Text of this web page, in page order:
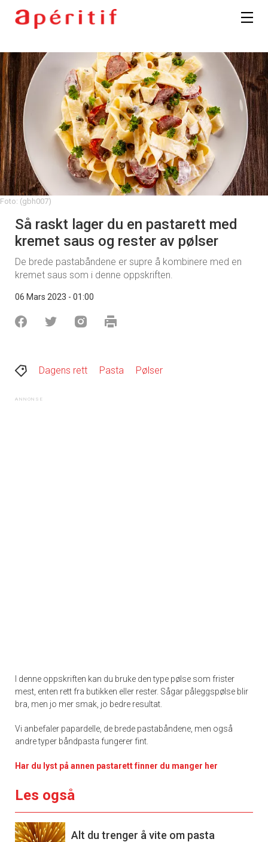
Foto: (gbh007)
Så raskt lager du en pastarett med
kremet saus og rester av pølser
De brede pastabåndene er supre å kombinere med en
kremet saus som i denne oppskriften.
06 Mars 2023 - 01:00
Dagens rett Pasta Pølser
I denne oppskriften kan du bruke den type pølse som frister
mest, enten rett fra butikken eller rester. Sågar påleggspølse blir
bra, men jo mer smak, jo bedre resultat.
Vi anbefaler papardelle, de brede pastabåndene, men også
andre typer båndpasta fungerer fint.
Har du lyst på annen pastarett finner du manger her
Les også
Alt du trenger å vite om pasta